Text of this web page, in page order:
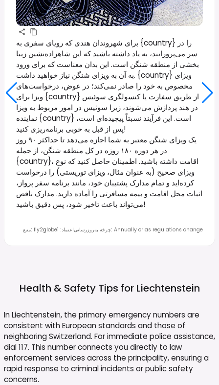
برای شهروندان هندی که رویای سفری به {country} را در
سر می‌پرورانند، به یاد داشته باشید که این شاهزاده‌نشین زیبا
بخشی از منطقه شنگن است. این بدان معناست که برای ورود
به آن به ویزای شنگن نیاز خواهید داشت. {country} ویزای
مخصوص به خود را صادر نمی‌کند؛ در عوض، درخواست‌های
ویزا برای {country} از طریق سفارت یا کنسولگری سوئیس
در هند پردازش می‌شوند، زیرا سوئیس در امور مربوط به ویزا
نماینده {country} است. این فرآیند نسبتاً پیچیده‌ای است،
پس از قبل به خوبی برنامه‌ریزی کنید!
یک ویزای شنگن معتبر به شما اجازه می‌دهد تا حداکثر ۹۰ روز
در هر دوره ۱۸۰ روزه در کل منطقه شنگن، از جمله
{country}، اقامت داشته باشید. اطمینان حاصل کنید که نوع
ویزای صحیح (به عنوان مثال، ویزای توریستی) را درخواست
کرده‌اید و تمام مدارک پشتیبان خود، مانند برنامه سفر پرواز،
اثبات محل اقامت و بیمه مسافرتی را آماده دارید. مدارک ناقص
می‌تواند باعث تاخیر شود، پس دقیق باشید!
منبع: fly2globe اعتماد:
1 چرخه به‌روزرسانی: Annually or as regulations change
Health & Safety Tips for Liechtenstein
In Liechtenstein, the primary emergency numbers are
consistent with European standards and those of
neighboring Switzerland. For immediate police assistance,
dial 117. This number connects you directly to law
enforcement services across the principality, ensuring a
rapid response to criminal incidents or public safety
concerns.